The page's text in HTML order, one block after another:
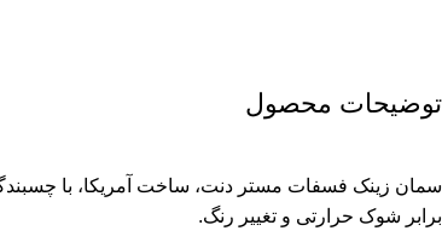
توضیحات محصول
سمان زینک فسفات مستر دنت، ساخت آمریکا، با
برابر شوک حرارتی و تغییر رنگ.